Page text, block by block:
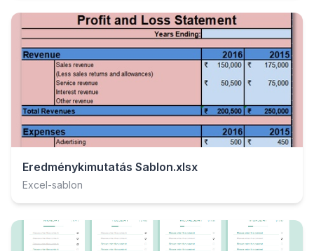
Eredménykimutatás Sablon.xlsx
Excel-sablon